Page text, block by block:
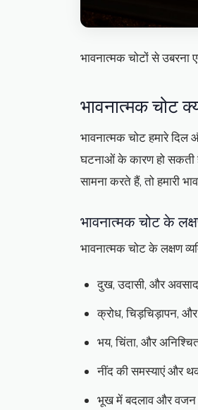
भावनात्मक चोटों से उबरना
भावनात्मक चोट
भावनात्मक चोट हमारे दिल
घटनाओं के कारण हो सकती
सामना करते हैं, तो हमारी
भावनात्मक चोट के
भावनात्मक चोट के लक्षण
दुख, उदासी, और अवसाद
क्रोध, चिड़चिड़ापन,
भय, चिंता, और
नींद की समस्याएं और
भूख में बदलाव और वजन